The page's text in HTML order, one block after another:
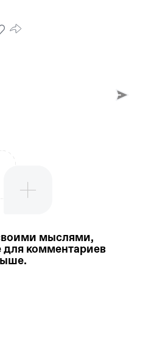
мыслями,
для комментариев